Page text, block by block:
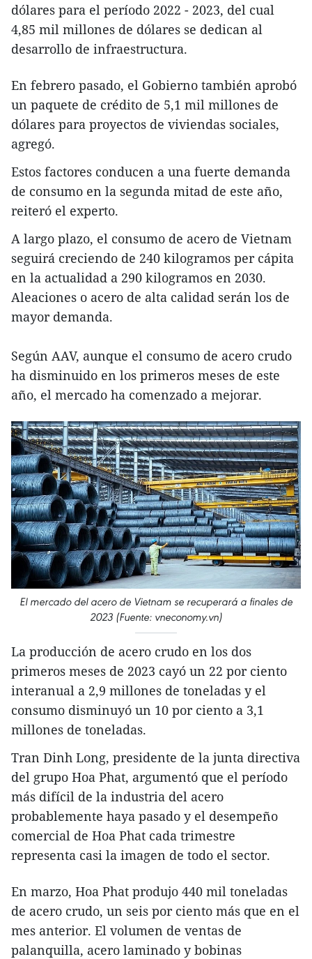
dólares para el período 2022 - 2023, del cual
4,85 mil millones de dólares se dedican al
desarrollo de infraestructura.
En febrero pasado, el Gobierno también aprobó
un paquete de crédito de 5,1 mil millones de
dólares para proyectos de viviendas sociales,
agregó.
Estos factores conducen a una fuerte demanda
de consumo en la segunda mitad de este año,
reiteró el experto.
A largo plazo, el consumo de acero de Vietnam
seguirá creciendo de 240 kilogramos per cápita
en la actualidad a 290 kilogramos en 2030.
Aleaciones o acero de alta calidad serán los de
mayor demanda.
Según AAV, aunque el consumo de acero crudo
ha disminuido en los primeros meses de este
año, el mercado ha comenzado a mejorar.
El mercado del acero de Vietnam se recuperará a finales de
2023 (Fuente: vneconomy.vn)
La producción de acero crudo en los dos
primeros meses de 2023 cayó un 22 por ciento
interanual a 2,9 millones de toneladas y el
consumo disminuyó un 10 por ciento a 3,1
millones de toneladas.
Tran Dinh Long, presidente de la junta directiva
del grupo Hoa Phat, argumentó que el período
más difícil de la industria del acero
probablemente haya pasado y el desempeño
comercial de Hoa Phat cada trimestre
representa casi la imagen de todo el sector.
En marzo, Hoa Phat produjo 440 mil toneladas
de acero crudo, un seis por ciento más que en el
mes anterior. El volumen de ventas de
palanquilla, acero laminado y bobinas